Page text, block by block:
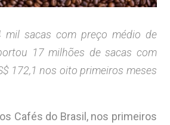
mil sacas com preço médio de
17 milhões de sacas com
172,1 nos oito primeiros meses
Cafés do Brasil, nos primeiros